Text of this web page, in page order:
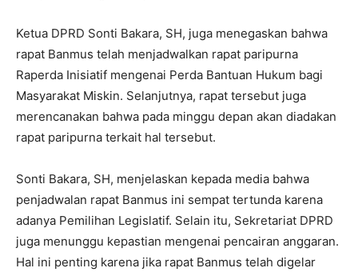
Ketua DPRD Sonti Bakara, SH, juga menegaskan bahwa
rapat Banmus telah menjadwalkan rapat paripurna
Raperda Inisiatif mengenai Perda Bantuan Hukum bagi
Masyarakat Miskin. Selanjutnya, rapat tersebut juga
merencanakan bahwa pada minggu depan akan diadakan
rapat paripurna terkait hal tersebut.
Sonti Bakara, SH, menjelaskan kepada media bahwa
penjadwalan rapat Banmus ini sempat tertunda karena
adanya Pemilihan Legislatif. Selain itu, Sekretariat DPRD
juga menunggu kepastian mengenai pencairan anggaran.
Hal ini penting karena jika rapat Banmus telah digelar